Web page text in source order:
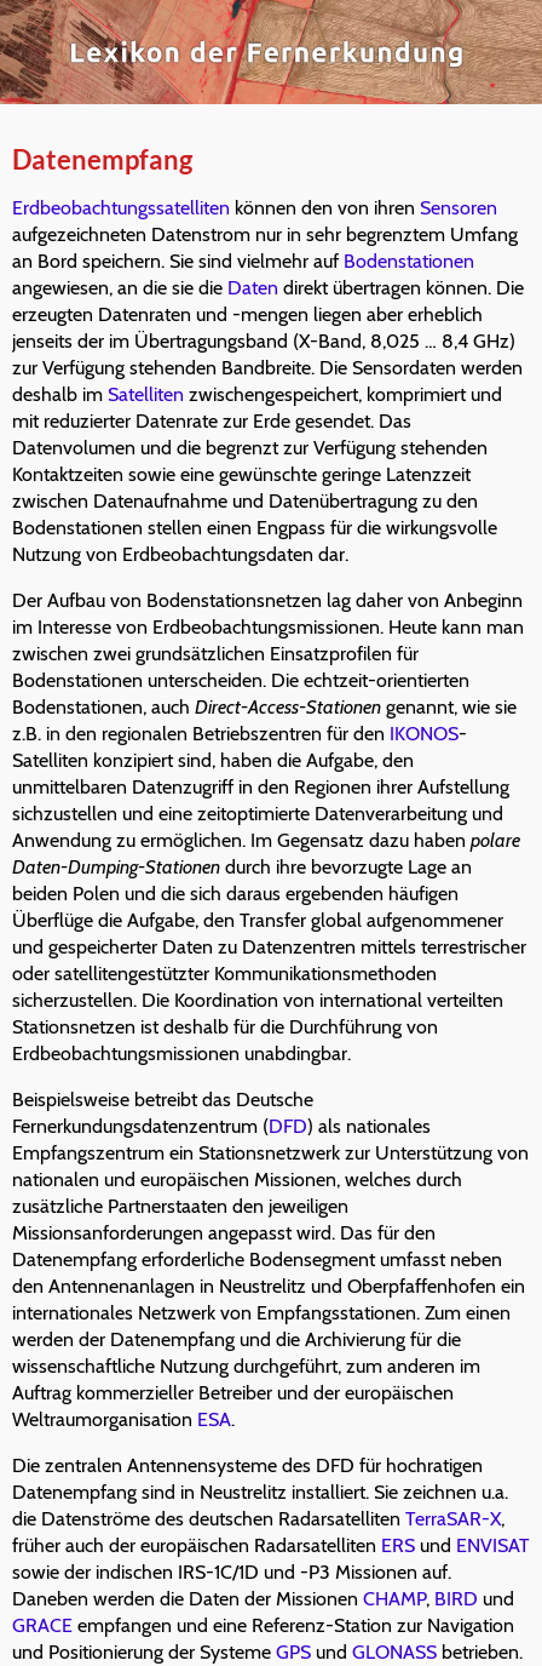
Datenempfang
Erdbeobachtungssatelliten können den von ihren Sensoren
aufgezeichneten Datenstrom nur in sehr begrenztem Umfang
an Bord speichern. Sie sind vielmehr auf Bodenstationen
angewiesen, an die sie die Daten direkt übertragen können. Die
erzeugten Datenraten und -mengen liegen aber erheblich
jenseits der im Übertragungsband (X-Band, 8,025 … 8,4 GHz)
zur Verfügung stehenden Bandbreite. Die Sensordaten werden
deshalb im Satelliten zwischengespeichert, komprimiert und
mit reduzierter Datenrate zur Erde gesendet. Das
Datenvolumen und die begrenzt zur Verfügung stehenden
Kontaktzeiten sowie eine gewünschte geringe Latenzzeit
zwischen Datenaufnahme und Datenübertragung zu den
Bodenstationen stellen einen Engpass für die wirkungsvolle
Nutzung von Erdbeobachtungsdaten dar.
Der Aufbau von Bodenstationsnetzen lag daher von Anbeginn
im Interesse von Erdbeobachtungsmissionen. Heute kann man
zwischen zwei grundsätzlichen Einsatzprofilen für
Bodenstationen unterscheiden. Die echtzeit-orientierten
Bodenstationen, auch Direct-Access-Stationen genannt, wie sie
z.B. in den regionalen Betriebszentren für den IKONOS-
Satelliten konzipiert sind, haben die Aufgabe, den
unmittelbaren Datenzugriff in den Regionen ihrer Aufstellung
sichzustellen und eine zeitoptimierte Datenverarbeitung und
Anwendung zu ermöglichen. Im Gegensatz dazu haben polare
Daten-Dumping-Stationen durch ihre bevorzugte Lage an
beiden Polen und die sich daraus ergebenden häufigen
Überflüge die Aufgabe, den Transfer global aufgenommener
und gespeicherter Daten zu Datenzentren mittels terrestrischer
oder satellitengestützter Kommunikationsmethoden
sicherzustellen. Die Koordination von international verteilten
Stationsnetzen ist deshalb für die Durchführung von
Erdbeobachtungsmissionen unabdingbar.
Beispielsweise betreibt das Deutsche
Fernerkundungsdatenzentrum (DFD) als nationales
Empfangszentrum ein Stationsnetzwerk zur Unterstützung von
nationalen und europäischen Missionen, welches durch
zusätzliche Partnerstaaten den jeweiligen
Missionsanforderungen angepasst wird. Das für den
Datenempfang erforderliche Bodensegment umfasst neben
den Antennenanlagen in Neustrelitz und Oberpfaffenhofen ein
internationales Netzwerk von Empfangsstationen. Zum einen
werden der Datenempfang und die Archivierung für die
wissenschaftliche Nutzung durchgeführt, zum anderen im
Auftrag kommerzieller Betreiber und der europäischen
Weltraumorganisation ESA.
Die zentralen Antennensysteme des DFD für hochratigen
Datenempfang sind in Neustrelitz installiert. Sie zeichnen u.a.
die Datenströme des deutschen Radarsatelliten TerraSAR-X,
früher auch der europäischen Radarsatelliten ERS und ENVISAT
sowie der indischen IRS-1C/1D und -P3 Missionen auf.
Daneben werden die Daten der Missionen CHAMP, BIRD und
GRACE empfangen und eine Referenz-Station zur Navigation
und Positionierung der Systeme GPS und GLONASS betrieben.